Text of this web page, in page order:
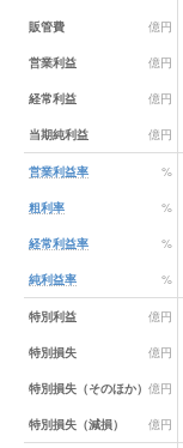
販管費 億円
営業利益 億円
経常利益 億円
当期純利益 億円
営業利益率 %
粗利率 %
経常利益率 %
純利益率 %
特別利益 億円
特別損失 億円
特別損失（そのほか） 億円
特別損失（減損） 億円